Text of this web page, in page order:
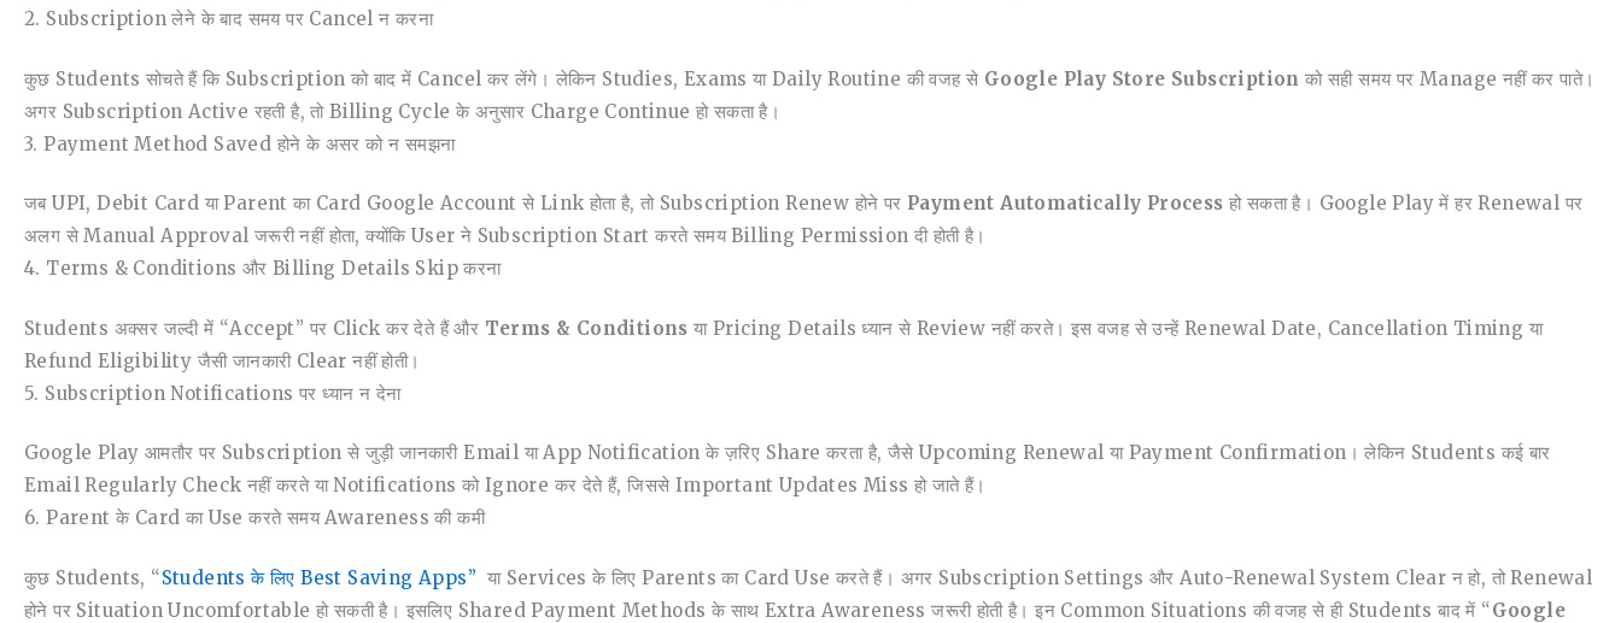
2. Subscription लेने के बाद समय पर Cancel न करना
कुछ Students सोचते हैं कि Subscription को बाद में Cancel कर लेंगे। लेकिन Studies, Exams या Daily Routine की वजह से Google Play Store Subscription को सही समय पर Manage नहीं कर पाते।
अगर Subscription Active रहती है, तो Billing Cycle के अनुसार Charge Continue हो सकता है।
3. Payment Method Saved होने के असर को न समझना
जब UPI, Debit Card या Parent का Card Google Account से Link होता है, तो Subscription Renew होने पर Payment Automatically Process हो सकता है। Google Play में हर Renewal पर
अलग से Manual Approval जरूरी नहीं होता, क्योंकि User ने Subscription Start करते समय Billing Permission दी होती है।
4. Terms & Conditions और Billing Details Skip करना
Students अक्सर जल्दी में “Accept” पर Click कर देते हैं और Terms & Conditions या Pricing Details ध्यान से Review नहीं करते। इस वजह से उन्हें Renewal Date, Cancellation Timing या
Refund Eligibility जैसी जानकारी Clear नहीं होती।
5. Subscription Notifications पर ध्यान न देना
Google Play आमतौर पर Subscription से जुड़ी जानकारी Email या App Notification के ज़रिए Share करता है, जैसे Upcoming Renewal या Payment Confirmation। लेकिन Students कई बार
Email Regularly Check नहीं करते या Notifications को Ignore कर देते हैं, जिससे Important Updates Miss हो जाते हैं।
6. Parent के Card का Use करते समय Awareness की कमी
कुछ Students, “Students के लिए Best Saving Apps” या Services के लिए Parents का Card Use करते हैं। अगर Subscription Settings और Auto-Renewal System Clear न हो, तो Renewal
होने पर Situation Uncomfortable हो सकती है। इसलिए Shared Payment Methods के साथ Extra Awareness जरूरी होती है। इन Common Situations की वजह से ही Students बाद में “Google